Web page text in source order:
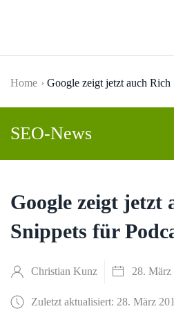
Home Google zeigt jetzt auch Rich
SEO-News
Google zeigt jetzt
Snippets für
Christian Kunz 28. März
Zuletzt aktualisiert: 28. März